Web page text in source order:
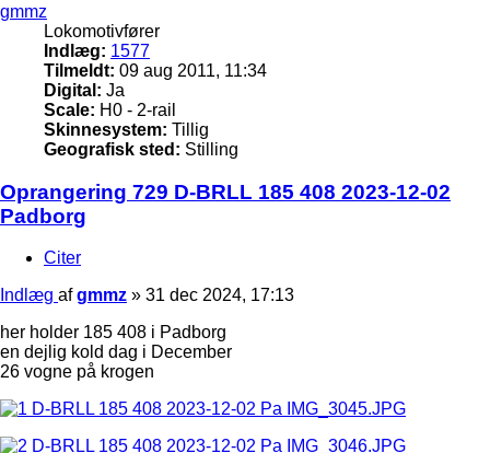
gmmz
Lokomotivfører
Indlæg: 1577
Tilmeldt: 09 aug 2011, 11:34
Digital: Ja
Scale: H0 - 2-rail
Skinnesystem: Tillig
Geografisk sted: Stilling
Oprangering 729 D-BRLL 185 408 2023-12-02
Padborg
Citer
Indlæg afgmmz » 31 dec 2024, 17:13
her holder 185 408 i Padborg
en dejlig kold dag i December
26 vogne på krogen